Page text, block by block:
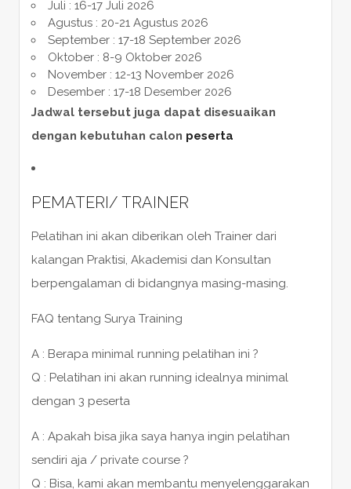
Juli : 16-17 Juli 2026
Agustus : 20-21 Agustus 2026
September : 17-18 September 2026
Oktober : 8-9 Oktober 2026
November : 12-13 November 2026
Desember : 17-18 Desember 2026
Jadwal tersebut juga dapat disesuaikan
dengan kebutuhan calon peserta
PEMATERI/ TRAINER
Pelatihan ini akan diberikan oleh Trainer dari
kalangan Praktisi, Akademisi dan Konsultan
berpengalaman di bidangnya masing-masing.
FAQ tentang Surya Training
A : Berapa minimal running pelatihan ini ?
Q : Pelatihan ini akan running idealnya minimal
dengan 3 peserta
A : Apakah bisa jika saya hanya ingin pelatihan
sendiri aja / private course ?
Q : Bisa, kami akan membantu menyelenggarakan